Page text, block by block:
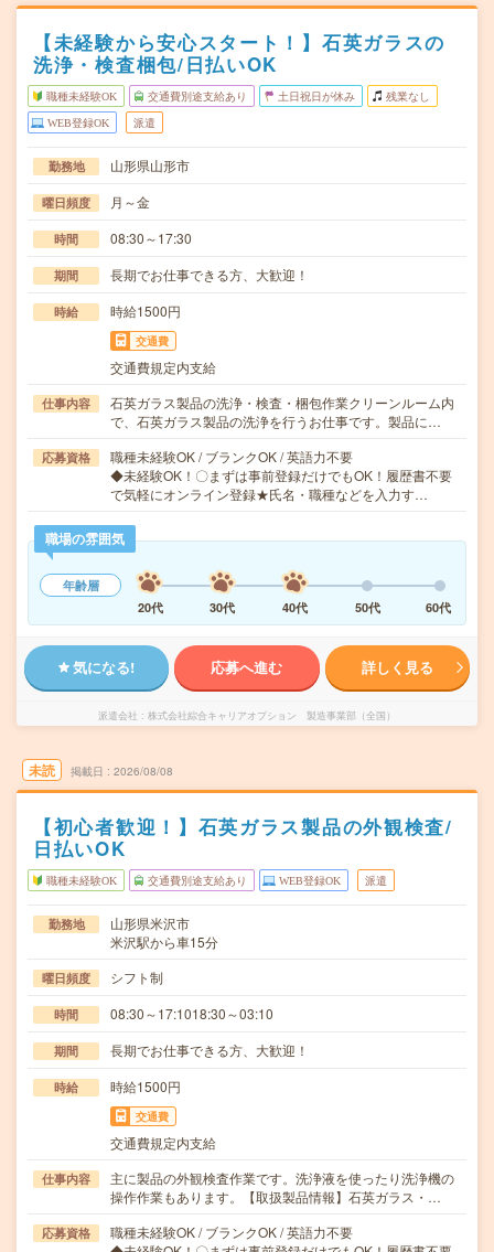
【未経験から安心スタート！】石英ガラスの
洗浄・検査梱包/日払いOK
職種未経験OK 交通費別途支給あり 土日祝日が休み 残業なし
WEB登録OK 派遣
勤務地 山形県山形市
曜日頻度 月～金
時間 08:30～17:30
期間 長期でお仕事できる方、大歓迎！
時給 時給1500円
交通費
交通費規定内支給
仕事内容
石英ガラス製品の洗浄・検査・梱包作業クリーンルーム内
で、石英ガラス製品の洗浄を行うお仕事です。製品に…
応募資格
職種未経験OK / ブランクOK / 英語力不要
◆未経験OK！〇まずは事前登録だけでもOK！履歴書不要
で気軽にオンライン登録★氏名・職種などを入力す…
職場の雰囲気
年齢層
20代
30代 40代 50代 60代
気になる! 応募へ進む 詳しく見る
派遣会社 株式会社綜合キャリアオプション 製造事業部（全国）
未読 掲載日 2026/08/08
【初心者歓迎！】石英ガラス製品の外観検査/
日払いOK
職種未経験OK 交通費別途支給あり WEB登録OK 派遣
勤務地
山形県米沢市
米沢駅から車15分
曜日頻度 シフト制
時間 08:30～17:1018:30～03:10
期間 長期でお仕事できる方、大歓迎！
時給 時給1500円
交通費
交通費規定内支給
仕事内容
主に製品の外観検査作業です。洗浄液を使ったり洗浄機の
操作作業もあります。【取扱製品情報】石英ガラス・…
応募資格
職種未経験OK / ブランクOK / 英語力不要